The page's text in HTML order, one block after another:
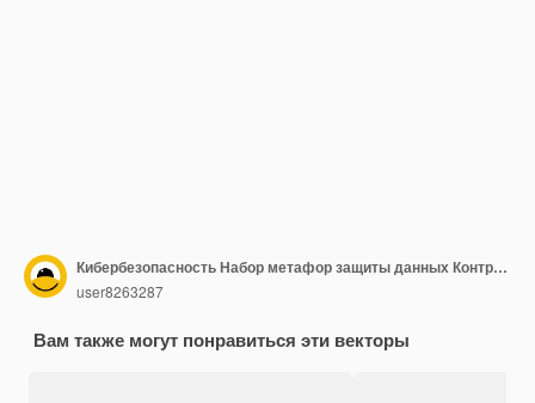
Кибербезопасность Набор метафор защиты данных Контроль кибербезопасности базы данных Защита компьютерных услуг Векторные изолированные концептуальные иллюстрации
user8263287
Вам также могут понравиться эти векторы